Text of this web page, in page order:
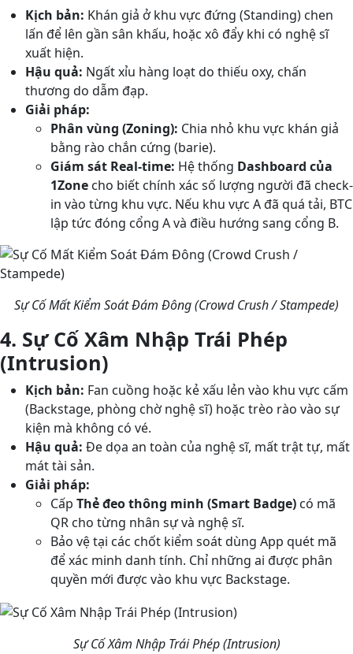
Kịch bản: Khán giả ở khu vực đứng (Standing) chen
lấn để lên gần sân khấu, hoặc xô đẩy khi có nghệ sĩ
xuất hiện.
Hậu quả: Ngất xỉu hàng loạt do thiếu oxy, chấn
thương do dẫm đạp.
Giải pháp:
Phân vùng (Zoning): Chia nhỏ khu vực khán giả
bằng rào chắn cứng (barie).
Giám sát Real-time: Hệ thống Dashboard của
1Zone cho biết chính xác số lượng người đã check-
in vào từng khu vực. Nếu khu vực A đã quá tải, BTC
lập tức đóng cổng A và điều hướng sang cổng B.
Sự Cố Mất Kiểm Soát Đám Đông (Crowd Crush / Stampede)
4. Sự Cố Xâm Nhập Trái Phép
(Intrusion)
Kịch bản: Fan cuồng hoặc kẻ xấu lẻn vào khu vực cấm
(Backstage, phòng chờ nghệ sĩ) hoặc trèo rào vào sự
kiện mà không có vé.
Hậu quả: Đe dọa an toàn của nghệ sĩ, mất trật tự, mất
mát tài sản.
Giải pháp:
Cấp Thẻ đeo thông minh (Smart Badge) có mã
QR cho từng nhân sự và nghệ sĩ.
Bảo vệ tại các chốt kiểm soát dùng App quét mã
để xác minh danh tính. Chỉ những ai được phân
quyền mới được vào khu vực Backstage.
Sự Cố Xâm Nhập Trái Phép (Intrusion)